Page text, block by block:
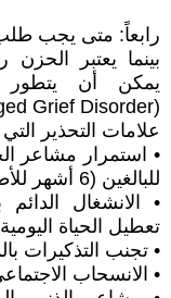
رابعاً: متى يجب
بينما يعتبر
يمكن أن
(Prolonged Grief Disorder) أو الحزن المعقد:
علامات التحذير
للبالغين (6 أشهر للأطفال).
• الانشغال
تعطيل الحياة
• تجنب التذكيرات
• الانسحاب